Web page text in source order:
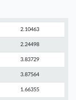
2.10463
2.24498
3.83729
3.87564
1.66355